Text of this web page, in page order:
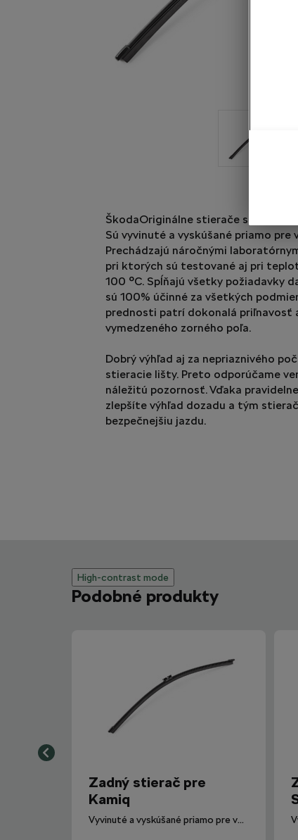
ŠkodaOriginálne stierače sú
Sú vyvinuté a vyskúšané priamo pre
Prechádzajú náročnými
pri ktorých sú testované aj pri
100 °C. Spĺňajú všetky požiadavky
sú 100% účinné za všetkých
prednosti patrí dokonalá priľnavosť
vymedzeného zorného poľa.
Dobrý výhľad aj za nepriaznivého
stieracie lišty. Preto odporúčame
náležitú pozornosť. Vďaka
zlepšíte výhľad dozadu a tým
bezpečnejšiu jazdu.
High-contrast mode
Podobné produkty
Zadný stierač pre
Kamiq
Vyvinuté a vyskúšané priamo pre vozidlá Škoda.